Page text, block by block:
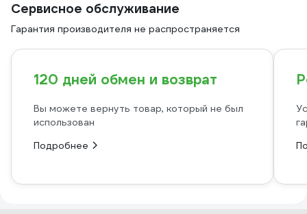
Сервисное обслуживание
Гарантия производителя не распространяется
120 дней обмен и возврат
Вы можете вернуть товар, который не был
использован
Подробнее